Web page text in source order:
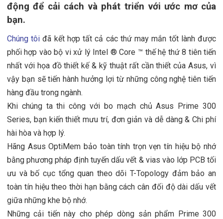
động để cải cách và phát triển với ước mơ của
bạn.
Chúng tôi đã kết hợp tất cả các thứ may mắn tốt lành được
phối hợp vào bộ vi xử lý Intel ® Core ™ thế hệ thứ 8 tiên tiến
nhất với họa đồ thiết kế & kỹ thuật rất cần thiết của Asus, vì
vậy bạn sẽ tiến hành hưởng lợi từ những công nghệ tiên tiến
hàng đầu trong ngành.
Khi chúng ta thi công với bo mạch chủ Asus Prime 300
Series, bạn kiến thiết mưu trí, đơn giản và dễ dàng & Chi phí
hài hòa và hợp lý.
Hãng Asus OptiMem bảo toàn tính trọn vẹn tín hiệu bộ nhớ
bằng phương pháp định tuyến dấu vết & vias vào lớp PCB tối
ưu và bố cục tổng quan theo dõi T-Topology đảm bảo an
toàn tín hiệu theo thời hạn bằng cách cân đối độ dài dấu vết
giữa những khe bộ nhớ.
Những cải tiến này cho phép dòng sản phẩm Prime 300